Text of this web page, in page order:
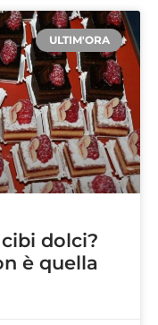
ULTIM'ORA
dolci?
è quella